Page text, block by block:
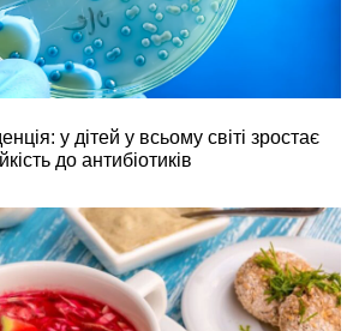
у дітей у всьому світі зростає
до антибіотиків